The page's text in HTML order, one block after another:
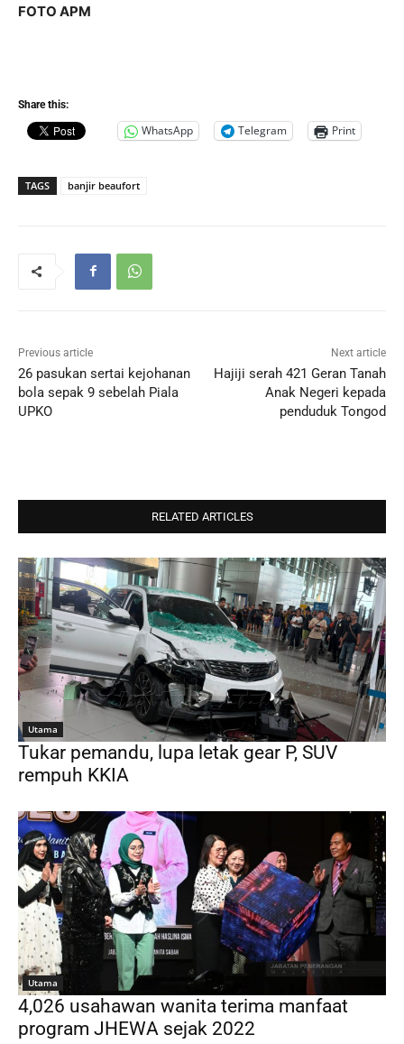
FOTO APM
Share this:
WhatsApp Telegram Print
TAGS banjir beaufort
Previous article
26 pasukan sertai kejohanan
bola sepak 9 sebelah Piala
UPKO
Next article
Hajiji serah 421 Geran Tanah
Anak Negeri kepada
penduduk Tongod
RELATED ARTICLES
Utama
Tukar pemandu, lupa letak gear P, SUV
rempuh KKIA
Utama
4,026 usahawan wanita terima manfaat
program JHEWA sejak 2022